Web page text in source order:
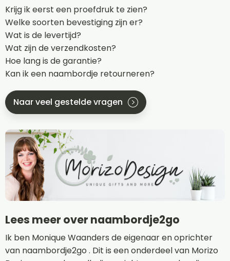
Krijg ik eerst een proefdruk te zien?
Welke soorten bevestiging zijn er?
Wat is de levertijd?
Wat zijn de verzendkosten?
Hoe lang is de garantie?
Kan ik een naambordje retourneren?
Naar veel gestelde vragen
Lees meer over naambordje2go
Ik ben Monique Waanders de eigenaar en oprichter
van naambordje2go . Dit is een onderdeel van Morizo